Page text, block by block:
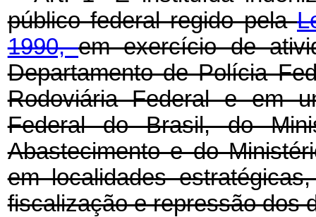
público federal regido pela
1990,em exercício de
Departamento de Polícia
Rodoviária Federal e em
Federal do Brasil, do
Abastecimento e do
em localidades
fiscalização e repressão dos